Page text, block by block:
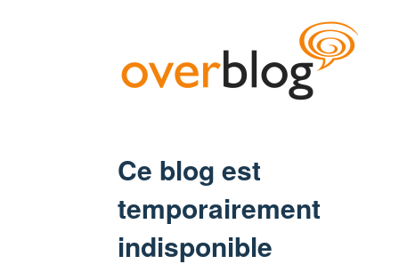
Ce blog est
temporairement
indisponible